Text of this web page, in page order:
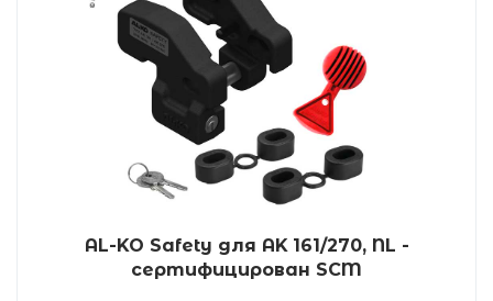
AL-KO Safety для AK 161/270, NL -
сертифицирован SCM